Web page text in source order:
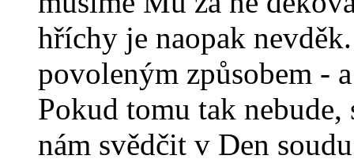
hříchy je naopak
povoleným způsobem -
Pokud tomu tak
nám svědčit v Den